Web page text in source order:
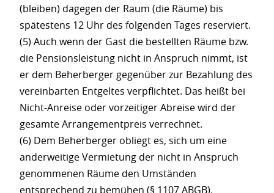
(bleiben) dagegen der Raum (die Räume) bis
spätestens 12 Uhr des folgenden Tages reserviert.
(5) Auch wenn der Gast die bestellten Räume bzw.
die Pensionsleistung nicht in Anspruch nimmt, ist
er dem Beherberger gegenüber zur Bezahlung des
vereinbarten Entgeltes verpflichtet. Das heißt bei
Nicht-Anreise oder vorzeitiger Abreise wird der
gesamte Arrangementpreis verrechnet.
(6) Dem Beherberger obliegt es, sich um eine
anderweitige Vermietung der nicht in Anspruch
genommenen Räume den Umständen
entsprechend zu bemühen (§ 1107 ABGB).